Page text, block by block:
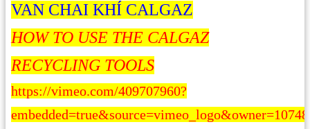
VAN CHAI KHÍ CALGAZ
HOW TO USE THE CALGAZ
RECYCLING TOOLS
https://vimeo.com/409707960?